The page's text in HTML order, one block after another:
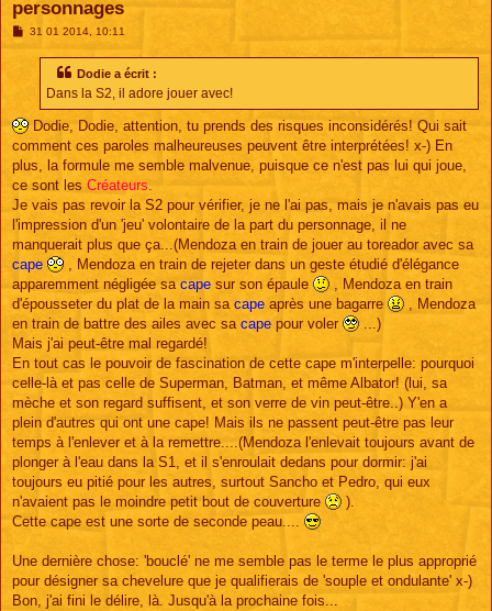
personnages
M31 01 2014, 10:11
Dodie a écrit :
Dans la S2, il adore jouer avec!
Dodie, Dodie, attention, tu prends des risques inconsidérés! Qui sait
comment ces paroles malheureuses peuvent être interprétées! x-) En
plus, la formule me semble malvenue, puisque ce n'est pas lui qui joue,
ce sont les Créateurs.
Je vais pas revoir la S2 pour vérifier, je ne l'ai pas, mais je n'avais pas eu
l'impression d'un 'jeu' volontaire de la part du personnage, il ne
manquerait plus que ça...(Mendoza en train de jouer au toreador avec sa
cape
, Mendoza en train de rejeter dans un geste étudié d'élégance
apparemment négligée sa cape sur son épaule
, Mendoza en train
d'épousseter du plat de la main sa cape après une bagarre
, Mendoza
en train de battre des ailes avec sa cape pour voler
...)
Mais j'ai peut-être mal regardé!
En tout cas le pouvoir de fascination de cette cape m'interpelle: pourquoi
celle-là et pas celle de Superman, Batman, et même Albator! (lui, sa
mèche et son regard suffisent, et son verre de vin peut-être..) Y'en a
plein d'autres qui ont une cape! Mais ils ne passent peut-être pas leur
temps à l'enlever et à la remettre....(Mendoza l'enlevait toujours avant de
plonger à l'eau dans la S1, et il s'enroulait dedans pour dormir: j'ai
toujours eu pitié pour les autres, surtout Sancho et Pedro, qui eux
n'avaient pas le moindre petit bout de couverture
).
Cette cape est une sorte de seconde peau....
Une dernière chose: 'bouclé' ne me semble pas le terme le plus approprié
pour désigner sa chevelure que je qualifierais de 'souple et ondulante' x-)
Bon, j'ai fini le délire, là. Jusqu'à la prochaine fois...